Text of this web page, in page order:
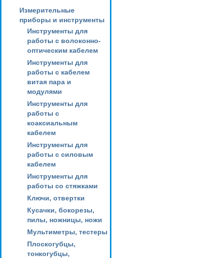
Измерительные
приборы и инструменты
Инструменты для
работы с волоконно-
оптическим кабелем
Инструменты для
работы с кабелем
витая пара и
модулями
Инструменты для
работы с
коаксиальным
кабелем
Инструменты для
работы с силовым
кабелем
Инструменты для
работы со стяжками
Ключи, отвертки
Кусачки, бокорезы,
пилы, ножницы, ножи
Мультиметры, тестеры
Плоскогубцы,
тонкогубцы,